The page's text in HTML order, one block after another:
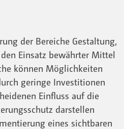
der Bereiche Gestaltung,
Einsatz bewährter Mittel
können Möglichkeiten
geringe Investitionen
Einfluss auf die
darstellen
eines sichtbaren